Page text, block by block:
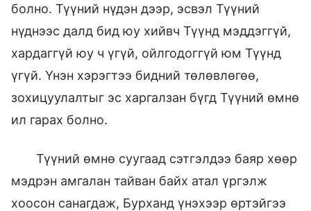
болно. Түүний нүдэн дээр, эсвэл Түүний
нүднээс далд бид юу хийвч Түүнд мэддэггүй,
хардаггүй юу ч үгүй, ойлгодоггүй юм Түүнд
үгүй. Үнэн хэрэгтээ бидний төлөвлөгөө,
зохицуулалтыг эс харгалзан бүгд Түүний өмнө
ил гарах болно.
Түүний өмнө суугаад сэтгэлдээ баяр хөөр
мэдрэн амгалан тайван байх атал үргэлж
хоосон санагдаж, Бурханд үнэхээр өртэйгээ